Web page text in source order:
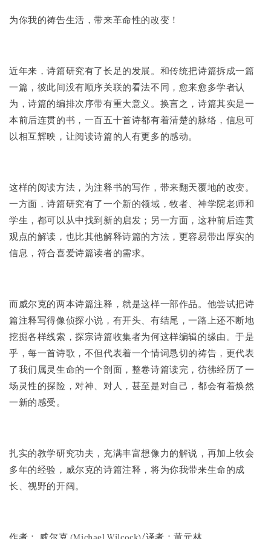
为你我的祷告生活，带来革命性的改变！
近年来，诗篇研究有了长足的发展。和传统把诗篇拆成一篇
一篇，彼此间没有顺序关联的看法不同，愈来愈多学者认
为，诗篇的编排次序带有重大意义。换言之，诗篇其实是一
本前后连贯的书，一百五十首诗都有着清楚的脉络，信息可
以相互辉映，让阅读诗篇的人有更多的感动。
这样的阅读方法，为注释书的写作，带来翻天覆地的改变。
一方面，诗篇研究有了一个新的领域，牧者、神学院老师和
学生，都可以从中找到新的启发；另一方面，这种前后连贯
观点的解读，也比其他解释诗篇的方法，更容易带出厚实的
信息，符合喜爱诗篇读者的需求。
而威尔克的两本诗篇注释，就是这样一部作品。他尝试把诗
篇注释写得像侦探小说，有开头、有结尾，一路上还不断地
挖掘各样线索，探宗诗篇收集者为何这样编辑的缘由。于是
乎，每一首诗歌，不但代表着一个情词恳切的祷告，更代表
了我们属灵生命的一个剖面，整卷诗篇读完，彷彿经历了一
场灵性的探险，对神、对人，甚至是对自己，都会有着焕然
一新的感受。
扎实的教学研究功夫，充满丰富想像力的解说，再加上牧会
多年的经验，威尔克的诗篇注释，将为你我带来生命的成
长、视野的开阔。